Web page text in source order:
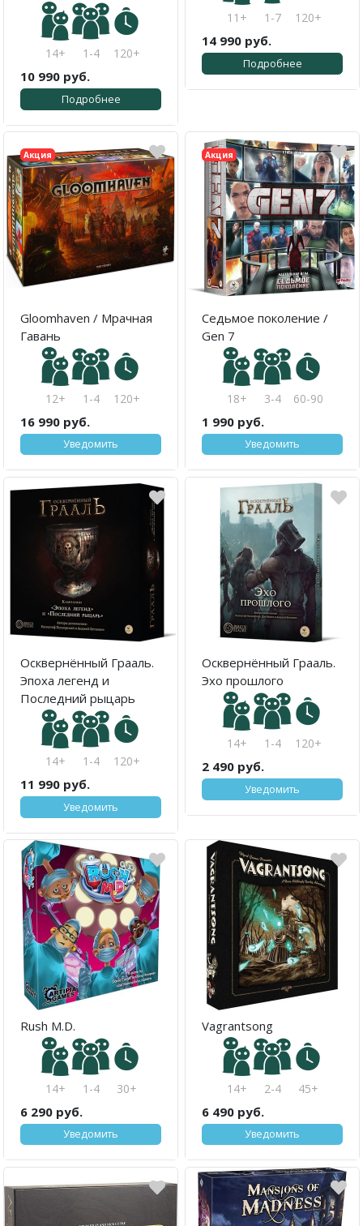
14+ 1-4 120+
10 990 руб.
Подробнее
11+ 1-7 120+
14 990 руб.
Подробнее
Акция
Gloomhaven / Мрачная
Гавань
12+ 1-4 120+
16 990 руб.
Уведомить
Акция
Седьмое поколение /
Gen 7
18+ 3-4 60-90
1 990 руб.
Уведомить
Осквернённый Грааль.
Эпоха легенд и
Последний рыцарь
14+ 1-4 120+
11 990 руб.
Уведомить
Осквернённый Грааль.
Эхо прошлого
14+ 1-4 120+
2 490 руб.
Уведомить
Rush M.D.
14+ 1-4 30+
6 290 руб.
Уведомить
Vagrantsong
14+ 2-4 45+
6 490 руб.
Уведомить